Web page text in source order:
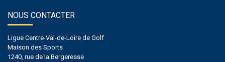
NOUS CONTACTER
Ligue Centre-Val-de-Loire de Golf
Maison des Sports
1240, rue de la Bergeresse